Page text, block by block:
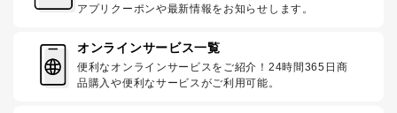
アプリクーポンや最新情報をお知らせします。
オンラインサービス一覧
便利なオンラインサービスをご紹介！24時間365日商
品購入や便利なサービスがご利用可能。